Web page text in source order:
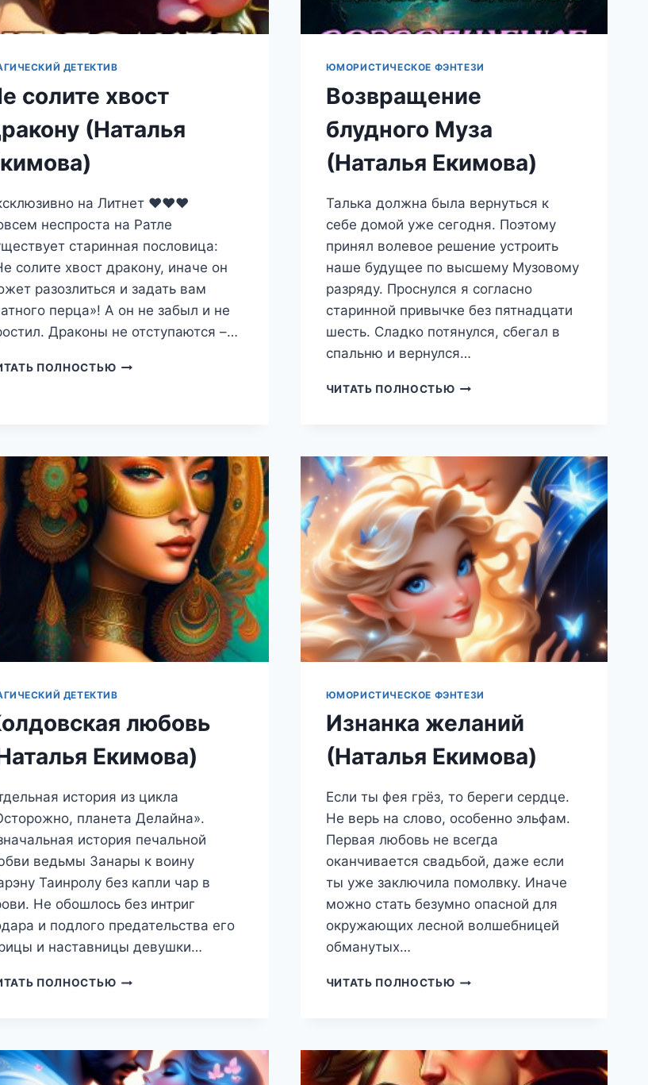
ДЕТЕКТИВ
солите хвост
(Наталья
на Литнет ❤️❤️❤️
неспроста на Ратле
старинная пословица:
солите хвост дракону, иначе он
разозлиться и задать вам
перца»! А он не забыл и не
Драконы не отступаются –…
ПОЛНОСТЬЮ НЕ
ЮМОРИСТИЧЕСКОЕ ФЭНТЕЗИ
Возвращение
блудного Муза
(Наталья Екимова)
Талька должна была вернуться к
себе домой уже сегодня. Поэтому
принял волевое решение устроить
наше будущее по высшему Музовому
разряду. Проснулся я согласно
старинной привычке без пятнадцати
шесть. Сладко потянулся, сбегал в
спальню и вернулся…
ЧИТАТЬ ПОЛНОСТЬЮ ВОЗВРАЩЕНИЕ
ДЕТЕКТИВ
любовь
Екимова)
история из цикла
планета Делайна».
история печальной
ведьмы Занары к воину
Таинролу без капли чар в
Не обошлось без интриг
и подлого предательства его
и наставницы девушки…
ПОЛНОСТЬЮ КОЛДОВСКАЯ
ЮМОРИСТИЧЕСКОЕ ФЭНТЕЗИ
Изнанка желаний
(Наталья Екимова)
Если ты фея грёз, то береги сердце.
Не верь на слово, особенно эльфам.
Первая любовь не всегда
оканчивается свадьбой, даже если
ты уже заключила помолвку. Иначе
можно стать безумно опасной для
окружающих лесной волшебницей
обманутых…
ЧИТАТЬ ПОЛНОСТЬЮ ИЗНАНКА